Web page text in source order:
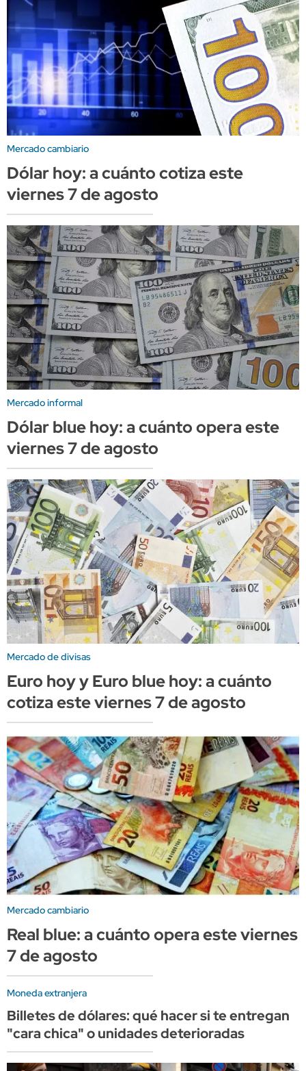
Mercado cambiario
Dólar hoy: a cuánto cotiza este
viernes 7 de agosto
Mercado informal
Dólar blue hoy: a cuánto opera este
viernes 7 de agosto
Mercado de divisas
Euro hoy y Euro blue hoy: a cuánto
cotiza este viernes 7 de agosto
Mercado cambiario
Real blue: a cuánto opera este viernes
7 de agosto
Moneda extranjera
Billetes de dólares: qué hacer si te entregan
"cara chica" o unidades deterioradas